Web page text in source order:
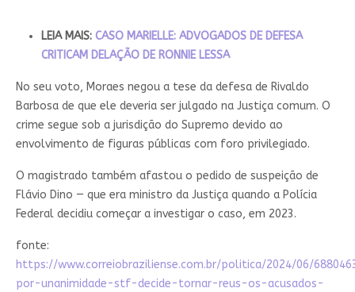
LEIA MAIS: CASO MARIELLE: ADVOGADOS DE DEFESA
CRITICAM DELAÇÃO DE RONNIE LESSA
No seu voto, Moraes negou a tese da defesa de Rivaldo
Barbosa de que ele deveria ser julgado na Justiça comum. O
crime segue sob a jurisdição do Supremo devido ao
envolvimento de figuras públicas com foro privilegiado.
O magistrado também afastou o pedido de suspeição de
Flávio Dino — que era ministro da Justiça quando a Polícia
Federal decidiu começar a investigar o caso, em 2023.
fonte:
https://www.correiobraziliense.com.br/politica/2024/06/
por-unanimidade-stf-decide-tornar-reus-os-acusados-